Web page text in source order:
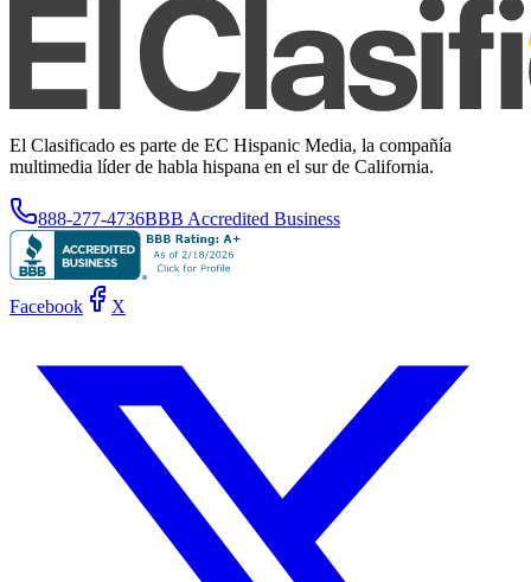
El Clasificado es parte de EC Hispanic Media, la compañía
multimedia líder de habla hispana en el sur de California.
888-277-4736BBB Accredited Business
Facebook X